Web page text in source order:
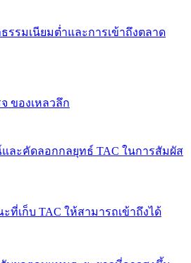
รรมเนียมต่ำและการเข้าถึงตลาด
จ ของเหลวลึก
ละคัดลอกกลยุทธ์ TAC ในการสัมผัส
ที่เก็บ TAC ให้สามารถเข้าถึงได้